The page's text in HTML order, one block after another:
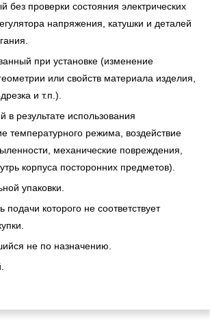
без проверки состояния электрических
напряжения, катушки и деталей
при установке (изменение
или свойств материала изделия,
и т.п.).
в результате использования
температурного режима, воздействие
механические повреждения,
корпуса посторонних предметов).
упаковки.
подачи которого не соответствует
не по назначению.